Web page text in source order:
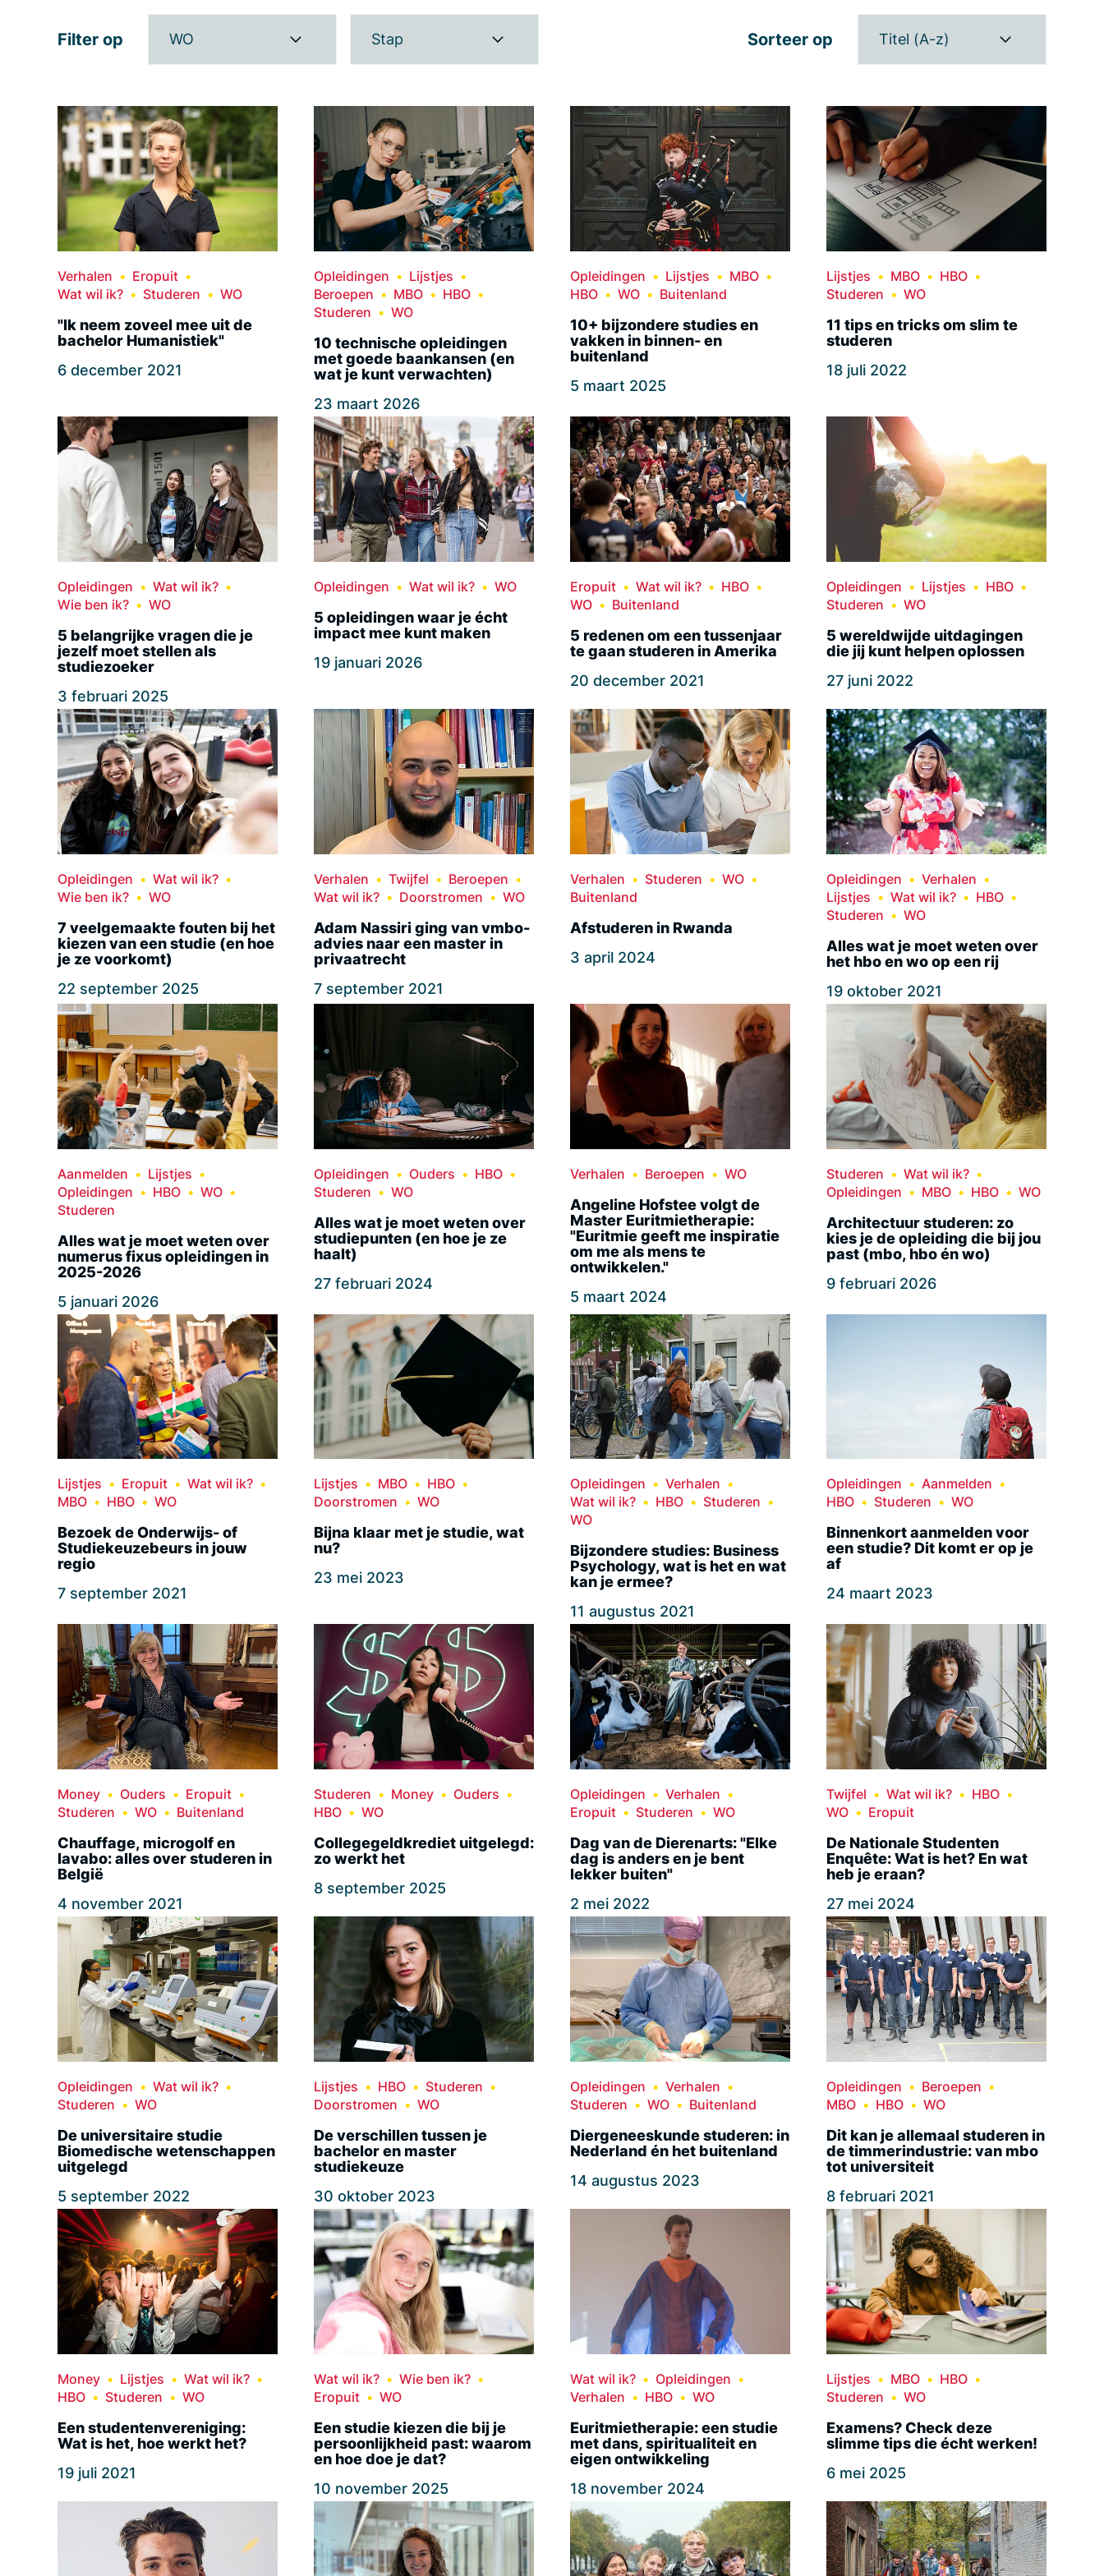
Filter op WO Stap Sorteer op Titel (A-z)
Verhalen
Eropuit
Wat wil ik?
Studeren WO
"Ik neem zoveel mee uit de
bachelor Humanistiek"
6 december 2021
Opleidingen
Lijstjes
Beroepen
MBO
HBO
Studeren
WO
10 technische opleidingen
met goede baankansen (en
wat je kunt verwachten)
23 maart 2026
Opleidingen Lijstjes
MBO
HBO
WO Buitenland
10+ bijzondere studies en
vakken in binnen- en
buitenland
5 maart 2025
Lijstjes MBO
HBO
Studeren
WO
11 tips en tricks om slim te
studeren
18 juli 2022
Opleidingen
Wat wil ik?
Wie ben ik?
WO
5 belangrijke vragen die je
jezelf moet stellen als
studiezoeker
3 februari 2025
Opleidingen Wat wil ik? WO
5 opleidingen waar je écht
impact mee kunt maken
19 januari 2026
Eropuit Wat wil ik?
HBO
WO
Buitenland
5 redenen om een tussenjaar
te gaan studeren in Amerika
20 december 2021
Opleidingen Lijstjes
HBO
Studeren
WO
5 wereldwijde uitdagingen
die jij kunt helpen oplossen
27 juni 2022
Opleidingen
Wat wil ik?
Wie ben ik?
WO
7 veelgemaakte fouten bij het
kiezen van een studie (en hoe
je ze voorkomt)
22 september 2025
Verhalen Twijfel
Beroepen
Wat wil ik?
Doorstromen WO
Adam Nassiri ging van vmbo-
advies naar een master in
privaatrecht
7 september 2021
Verhalen Studeren
WO
Buitenland
Afstuderen in Rwanda
3 april 2024
Opleidingen
Verhalen
Lijstjes
Wat wil ik?
HBO
Studeren
WO
Alles wat je moet weten over
het hbo en wo op een rij
19 oktober 2021
Aanmelden
Lijstjes
Opleidingen
HBO
WO
Studeren
Alles wat je moet weten over
numerus fixus opleidingen in
2025-2026
5 januari 2026
Opleidingen Ouders
HBO
Studeren
WO
Alles wat je moet weten over
studiepunten (en hoe je ze
haalt)
27 februari 2024
Verhalen Beroepen WO
Angeline Hofstee volgt de
Master Euritmietherapie:
"Euritmie geeft me inspiratie
om me als mens te
ontwikkelen."
5 maart 2024
Studeren
Wat wil ik?
Opleidingen
MBO HBO WO
Architectuur studeren: zo
kies je de opleiding die bij jou
past (mbo, hbo én wo)
9 februari 2026
Lijstjes Eropuit
Wat wil ik?
MBO
HBO WO
Bezoek de Onderwijs- of
Studiekeuzebeurs in jouw
regio
7 september 2021
Lijstjes MBO
HBO
Doorstromen
WO
Bijna klaar met je studie, wat
nu?
23 mei 2023
Opleidingen
Verhalen
Wat wil ik?
HBO
Studeren
WO
Bijzondere studies: Business
Psychology, wat is het en wat
kan je ermee?
11 augustus 2021
Opleidingen
Aanmelden
HBO
Studeren WO
Binnenkort aanmelden voor
een studie? Dit komt er op je
af
24 maart 2023
Money Ouders
Eropuit
Studeren
WO Buitenland
Chauffage, microgolf en
lavabo: alles over studeren in
België
4 november 2021
Studeren Money
Ouders
HBO
WO
Collegegeldkrediet uitgelegd:
zo werkt het
8 september 2025
Opleidingen
Verhalen
Eropuit
Studeren WO
Dag van de Dierenarts: "Elke
dag is anders en je bent
lekker buiten"
2 mei 2022
Twijfel Wat wil ik?
HBO
WO
Eropuit
De Nationale Studenten
Enquête: Wat is het? En wat
heb je eraan?
27 mei 2024
Opleidingen
Wat wil ik?
Studeren
WO
De universitaire studie
Biomedische wetenschappen
uitgelegd
5 september 2022
Lijstjes HBO
Studeren
Doorstromen
WO
De verschillen tussen je
bachelor en master
studiekeuze
30 oktober 2023
Opleidingen
Verhalen
Studeren
WO Buitenland
Diergeneeskunde studeren: in
Nederland én het buitenland
14 augustus 2023
Opleidingen
Beroepen
MBO
HBO WO
Dit kan je allemaal studeren in
de timmerindustrie: van mbo
tot universiteit
8 februari 2021
Money Lijstjes
Wat wil ik?
HBO
Studeren WO
Een studentenvereniging:
Wat is het, hoe werkt het?
19 juli 2021
Wat wil ik?
Wie ben ik?
Eropuit
WO
Een studie kiezen die bij je
persoonlijkheid past: waarom
en hoe doe je dat?
10 november 2025
Wat wil ik?
Opleidingen
Verhalen
HBO WO
Euritmietherapie: een studie
met dans, spiritualiteit en
eigen ontwikkeling
18 november 2024
Lijstjes MBO
HBO
Studeren
WO
Examens? Check deze
slimme tips die écht werken!
6 mei 2025